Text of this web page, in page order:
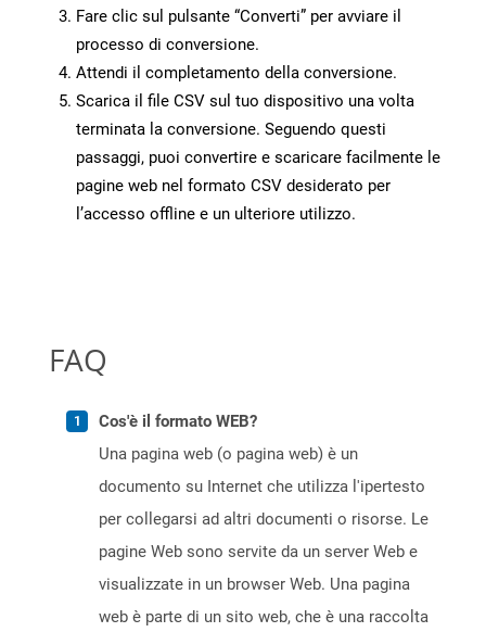
Fare clic sul pulsante “Converti” per avviare il
processo di conversione.
Attendi il completamento della conversione.
Scarica il file CSV sul tuo dispositivo una volta
terminata la conversione. Seguendo questi
passaggi, puoi convertire e scaricare facilmente le
pagine web nel formato CSV desiderato per
l’accesso offline e un ulteriore utilizzo.
FAQ
Cos'è il formato WEB?
Una pagina web (o pagina web) è un
documento su Internet che utilizza l'ipertesto
per collegarsi ad altri documenti o risorse. Le
pagine Web sono servite da un server Web e
visualizzate in un browser Web. Una pagina
web è parte di un sito web, che è una raccolta